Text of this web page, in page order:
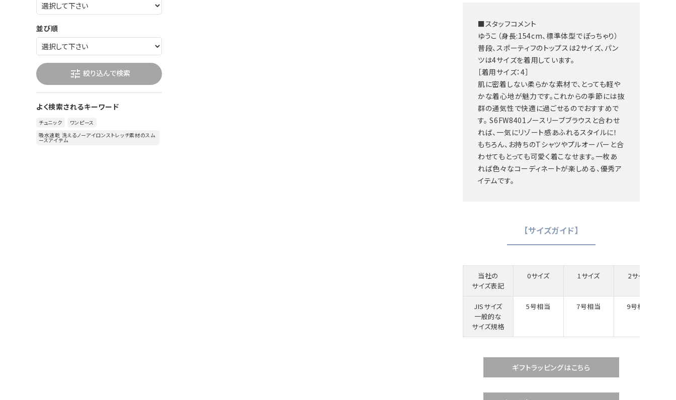
並び順
tune 絞り込んで検索
よく検索されるキーワード
チュニック
ワンピース
吸水速乾 洗えるノーアイロンストレッチ素材のスム
ースアイテム
■スタッフコメント
ゆうこ（身長:154cm、標準体型でぽっちゃり）
普段、スポーティフのトップスは2サイズ、パン
ツは4サイズを着用しています。
［着用サイズ：4］
肌に密着しない柔らかな素材で、とっても軽や
かな着心地が魅力です。これからの季節には抜
群の通気性で快適に過ごせるのでおすすめで
す。 S6FW8401ノースリーブブラウスと合わせ
れば、一気にリゾート感あふれるスタイルに！
もちろん、お持ちのTシャツやプルオーバーと合
わせてもとっても可愛く着こなせます。一枚あ
れば色々なコーディネートが楽しめる、優秀ア
イテムです。
【サイズガイド】
当社の
サイズ表記
0サイズ 1サイズ 2サイズ
JISサイズ
一般的な
サイズ規格
5号相当 7号相当 9号相当
ギフトラッピングはこちら